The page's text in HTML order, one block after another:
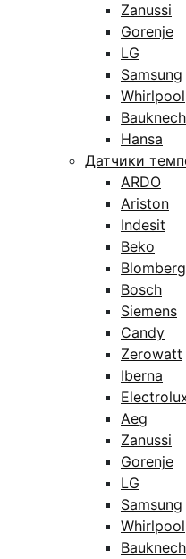
Zanussi
Gorenje
LG
Samsung
Whirlpool
Hansa
Датчики
ARDO
Ariston
Indesit
Beko
Blomberg
Bosch
Siemens
Candy
Zerowatt
Iberna
Aeg
Zanussi
Gorenje
LG
Samsung
Whirlpool